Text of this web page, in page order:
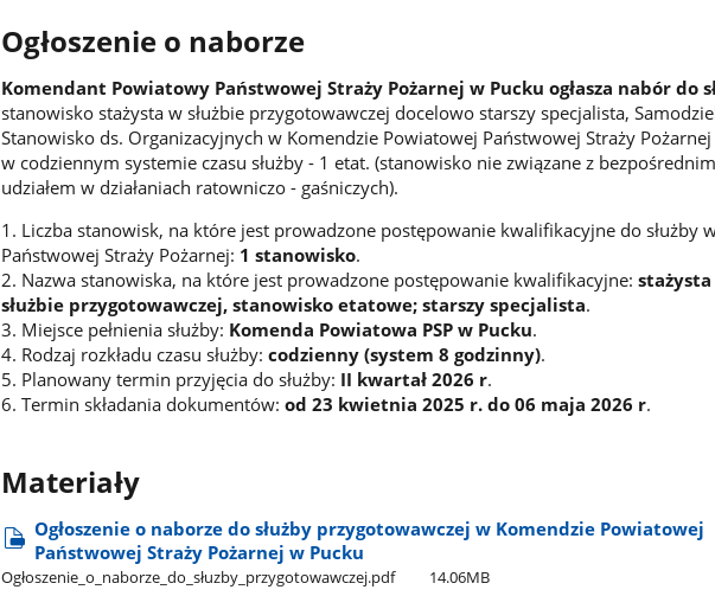
Ogłoszenie o naborze
Komendant Powiatowy Państwowej Straży Pożarnej w Pucku ogłasza nabór do
stanowisko stażysta w służbie przygotowawczej docelowo starszy specjalista,
Stanowisko ds. Organizacyjnych w Komendzie Powiatowej Państwowej Straży
w codziennym systemie czasu służby - 1 etat. (stanowisko nie związane z bezpośrednim
udziałem w działaniach ratowniczo - gaśniczych).
1. Liczba stanowisk, na które jest prowadzone postępowanie kwalifikacyjne do służby
Państwowej Straży Pożarnej: 1 stanowisko.
2. Nazwa stanowiska, na które jest prowadzone postępowanie kwalifikacyjne:
służbie przygotowawczej, stanowisko etatowe; starszy specjalista.
3. Miejsce pełnienia służby: Komenda Powiatowa PSP w Pucku.
4. Rodzaj rozkładu czasu służby: codzienny (system 8 godzinny).
5. Planowany termin przyjęcia do służby: II kwartał 2026 r.
6. Termin składania dokumentów: od 23 kwietnia 2025 r. do 06 maja 2026 r.
Materiały
Ogłoszenie o naborze do służby przygotowawczej w Komendzie Powiatowej
Państwowej Straży Pożarnej w Pucku
Ogłoszenie​_o​_naborze​_do​_słuzby​_przygotowawczej.pdf 14.06MB